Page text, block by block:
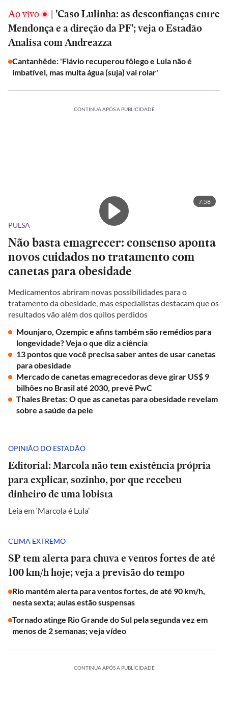
Ao vivo | 'Caso Lulinha: as desconfianças entre
Mendonça e a direção da PF'; veja o Estadão
Analisa com Andreazza
Cantanhêde: 'Flávio recuperou fôlego e Lula não é
imbatível, mas muita água (suja) vai rolar'
CONTINUA APÓS A PUBLICIDADE
7:58
PULSA
Não basta emagrecer: consenso aponta
novos cuidados no tratamento com
canetas para obesidade
Medicamentos abriram novas possibilidades para o
tratamento da obesidade, mas especialistas destacam que os
resultados vão além dos quilos perdidos
Mounjaro, Ozempic e afins também são remédios para
longevidade? Veja o que diz a ciência
13 pontos que você precisa saber antes de usar canetas
para obesidade
Mercado de canetas emagrecedoras deve girar US$ 9
bilhões no Brasil até 2030, prevê PwC
Thales Bretas: O que as canetas para obesidade revelam
sobre a saúde da pele
OPINIÃO DO ESTADÃO
Editorial: Marcola não tem existência própria
para explicar, sozinho, por que recebeu
dinheiro de uma lobista
Leia em ‘Marcola é Lula’
CLIMA EXTREMO
SP tem alerta para chuva e ventos fortes de até
100 km/h hoje; veja a previsão do tempo
Rio mantém alerta para ventos fortes, de até 90 km/h,
nesta sexta; aulas estão suspensas
Tornado atinge Rio Grande do Sul pela segunda vez em
menos de 2 semanas; veja vídeo
CONTINUA APÓS A PUBLICIDADE